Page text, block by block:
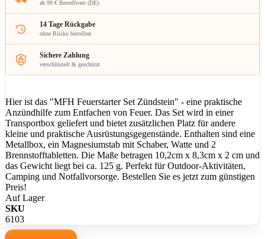
ab 99 € Bestellwert (DE)
14 Tage Rückgabe
ohne Risiko bestellen
Sichere Zahlung
verschlüsselt & geschützt
Hier ist das "MFH Feuerstarter Set Zündstein" - eine praktische
Anzündhilfe zum Entfachen von Feuer. Das Set wird in einer
Transportbox geliefert und bietet zusätzlichen Platz für andere
kleine und praktische Ausrüstungsgegenstände. Enthalten sind eine
Metallbox, ein Magnesiumstab mit Schaber, Watte und 2
Brennstofftabletten. Die Maße betragen 10,2cm x 8,3cm x 2 cm und
das Gewicht liegt bei ca. 125 g. Perfekt für Outdoor-Aktivitäten,
Camping und Notfallvorsorge. Bestellen Sie es jetzt zum günstigen
Preis!
Auf Lager
SKU
6103